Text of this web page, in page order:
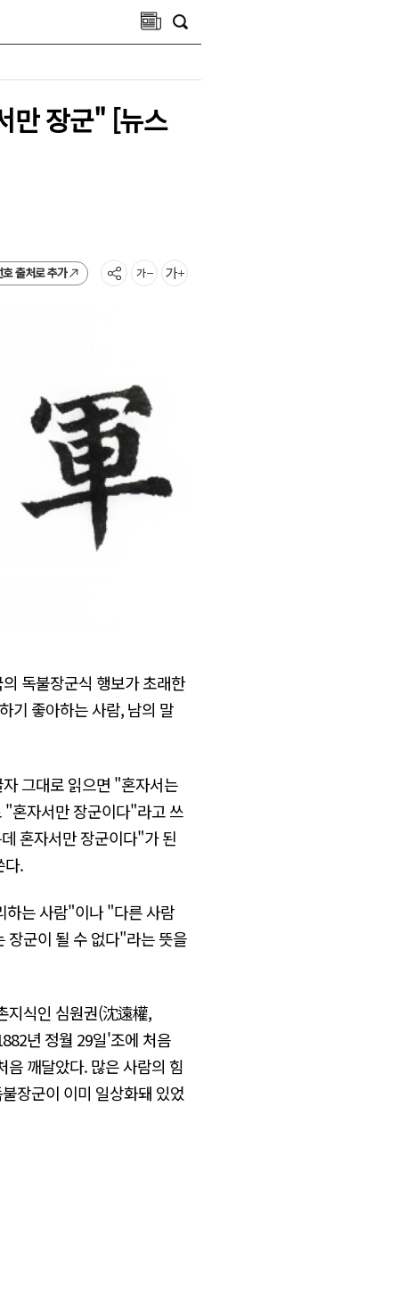
만 장군" [뉴스
출처로 추가
독불장군식 행보가 초래한
기 좋아하는 사람, 남의 말
그대로 읽으면 "혼자서는
혼자서만 장군이다"라고 쓰
혼자서만 장군이다"가 된
다.
하는 사람"이나 "다른 사람
장군이 될 수 없다"라는 뜻을
지식인 심원권(沈遠權,
년 정월 29일'조에 처음
깨달았다. 많은 사람의 힘
장군이 이미 일상화돼 있었